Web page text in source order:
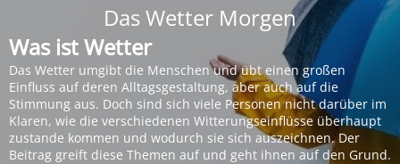
Das Wetter Morgen
Was ist Wetter
Das Wetter umgibt die Menschen und übt einen großen
Einfluss auf deren Alltagsgestaltung, aber auch auf die
Stimmung aus. Doch sind sich viele Personen nicht darüber im
Klaren, wie die verschiedenen Witterungseinflüsse überhaupt
zustande kommen und wodurch sie sich auszeichnen. Der
Beitrag greift diese Themen auf und geht ihnen auf den Grund.